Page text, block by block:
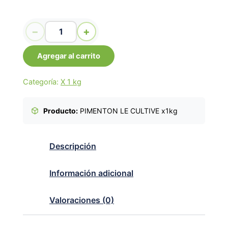
− +
Agregar al carrito
Categoría:X 1 kg
Producto: PIMENTON LE CULTIVE x1kg
Descripción
Información adicional
Valoraciones (0)